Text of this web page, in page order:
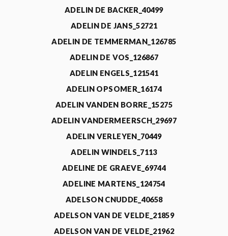
ADELIN DE BACKER_40499
ADELIN DE JANS_52721
ADELIN DE TEMMERMAN_126785
ADELIN DE VOS_126867
ADELIN ENGELS_121541
ADELIN OPSOMER_16174
ADELIN VANDEN BORRE_15275
ADELIN VANDERMEERSCH_29697
ADELIN VERLEYEN_70449
ADELIN WINDELS_7113
ADELINE DE GRAEVE_69744
ADELINE MARTENS_124754
ADELSON CNUDDE_40658
ADELSON VAN DE VELDE_21859
ADELSON VAN DE VELDE_21962